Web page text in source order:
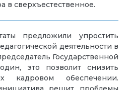
в сверхъестественное.
предложили упростить
деятельности в
Государственной
это позволит снизить
кадровом обеспечении.